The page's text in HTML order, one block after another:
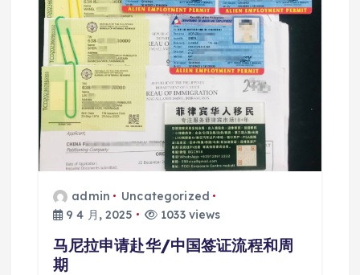
admin
Uncategorized
9 4 月, 2025
1033 views
马尼拉申请赴华/中国签证流程和周
期